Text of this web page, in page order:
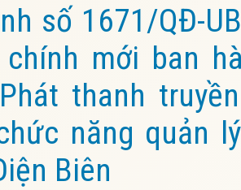
số 1671/QĐ-
mới ban
thanh
năng quản
Biên